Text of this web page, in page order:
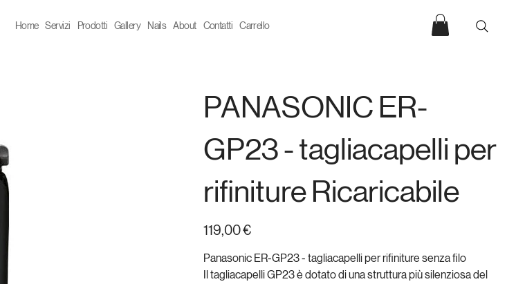
PANASONIC ER-
GP23 - tagliacapelli per
rifiniture Ricaricabile
Prezzo
119,00 €
Panasonic ER-GP23 - tagliacapelli per rifiniture senza filo
Il tagliacapelli GP23 è dotato di una struttura più silenziosa del
Home Servizi Prodotti Gallery Nails About Contatti Carrello